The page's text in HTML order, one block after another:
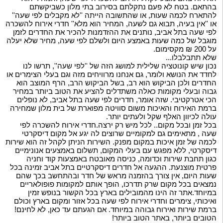
בהתאם. בטח לא פעם נתקלתם בסירוב בתי מלון כשביקשתם
להתארח לכמה שעות, או שהתשובה הייתה ''לא מקבלים לפי שעה''
או ''אין בעיה, תבוא גם לשעה, המחיר הוא מלא'' חדרי אירוח להשכרה
לפי שעה בתל אביב, נותנים את ההזדמנות להכיר את החדרים לזמן
מוגבל של כמה שעות באמצע היום ולשלם לפי שעה, מחיר שלא יעלה
על 200 ₪ מקסימום.
שלא תתבלבלו...
נכון שיש קונוטציה שלילית למושג הזה של ''לפי שעה'', תרשו לנו
לחדד את הנושא ולומר, גם אנחנו מרוויחים מזה וגם בעלי הצימרים או
החדרים ולכן הביקוש הוא רב, בשל הביקוש הרב, הרף המוצב הוא
גבוה ובעלי מקומות כאלה משתדלים להציע את הטוב ביותר במחיר
הכי אטרקטיבי. שזה אומר, חדרים לפי שעה בתל אביב, לא נופלים
ברמת האירוח והאיכות משום סוויטה מפוארת של בית מלון שמחירה
עולה לכיוון האלף שקל ולעתים יותר.
בכל זמן ובכל מקום.. לכל מיש רק ירצה.חדרי אירוח להשכרה לפי
שעה , מתאימים גם למקומיים שרוצים לה יגע אל מקום דיסקרטי
לכמה של זמן איכות במקום מפנק. השירות הניתן לקהל זה הוא שירות
דיסקרטי, ללא מפגש עם בעלי המקום, תשלום באמצעים אנונימיים
כגון תחבת שירות וכדומה, כניסה מאובטח באמצעות קוד וחניה
פרטית מוצנעת. ההגעה אל חדרים דיסקרטיים בתל אביב זמינה בכל
שעות היום, אין צורך בהזמנה מראש של חדר ובהתחשב בכך שהם
נמצאים בכל מקום שרק תדרכו, הופך אותם למקומות פופולאריים
במיוחד.אתר זה הינו מהמובילים בארץ בכל הקשור בנופש זמין
ואיכותי, צימרים וחדרי אירוח לפי שעה בכל אזור ומקום בארץ וכולם
ברמת שירות ואירוח גבוהה במיוחד. אם הגעתם עד כאן, לא לחינם!
הטובים ביותר, באתר הטוב ביותר!